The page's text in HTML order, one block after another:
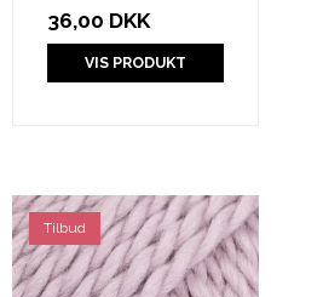
36,00 DKK
VIS PRODUKT
Tilbud